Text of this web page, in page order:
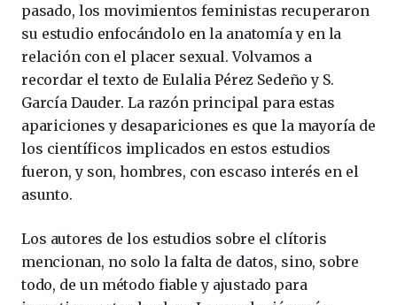
pasado, los movimientos feministas recuperaron
su estudio enfocándolo en la anatomía y en la
relación con el placer sexual. Volvamos a
recordar el texto de Eulalia Pérez Sedeño y S.
García Dauder. La razón principal para estas
apariciones y desapariciones es que la mayoría de
los científicos implicados en estos estudios
fueron, y son, hombres, con escaso interés en el
asunto.
Los autores de los estudios sobre el clítoris
mencionan, no solo la falta de datos, sino, sobre
todo, de un método fiable y ajustado para